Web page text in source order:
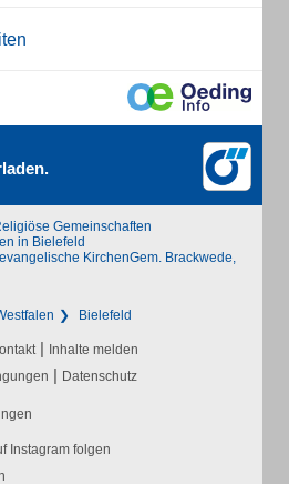
Gemeinschaften
in Bielefeld
KirchenGem. Brackwede,
Bielefeld
| Inhalte melden
| Datenschutz
Instagram folgen